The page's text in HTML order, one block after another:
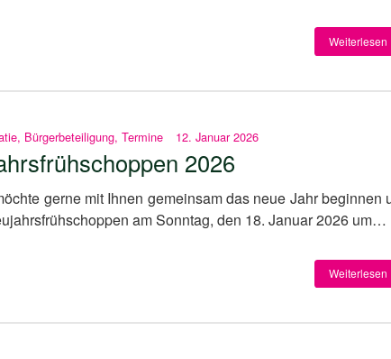
Weiterlesen
, Bürgerbeteiligung, Termine 12. Januar 2026
2026
gerne mit Ihnen gemeinsam das neue Jahr beginnen
am Sonntag, den 18. Januar 2026 um…
Weiterlesen